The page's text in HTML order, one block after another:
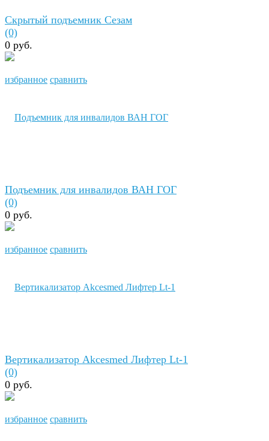
избранное сравнить
Скрытый подъемник Сезам
(0)
0 руб.
избранное сравнить
Подъемник для инвалидов ВАН ГОГ
(0)
0 руб.
избранное сравнить
Вертикализатор Akcesmed Лифтер Lt-1
(0)
0 руб.